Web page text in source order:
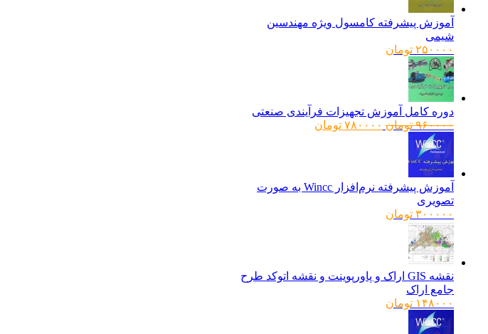
آموزش پیشرفته کامسول ویژه مهندسین
شیمی
۲۵۰۰۰۰ تومان
دوره کامل آموزش تجهیزات فرآیندی صنعتی
۹۶۰۰۰۰ تومان قیمت
۷۸۰۰۰۰ تومان
آموزش پیشرفته نرم‌افزار Wincc به صورت
تصویری
۳۰۰۰۰۰ تومان
نقشه GIS اراک و پاورپوینت و نقشه اتوکد طرح
جامع اراک
۱۴۸۰۰۰ تومان